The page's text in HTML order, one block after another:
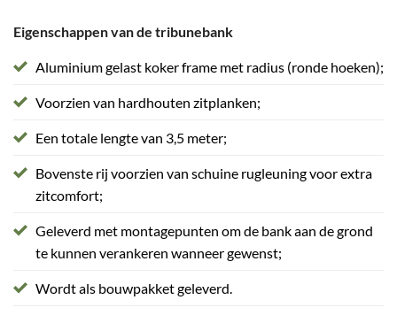
Eigenschappen van de tribunebank
Aluminium gelast koker frame met radius (ronde hoeken);
Voorzien van hardhouten zitplanken;
Een totale lengte van 3,5 meter;
Bovenste rij voorzien van schuine rugleuning voor extra
zitcomfort;
Geleverd met montagepunten om de bank aan de grond
te kunnen verankeren wanneer gewenst;
Wordt als bouwpakket geleverd.